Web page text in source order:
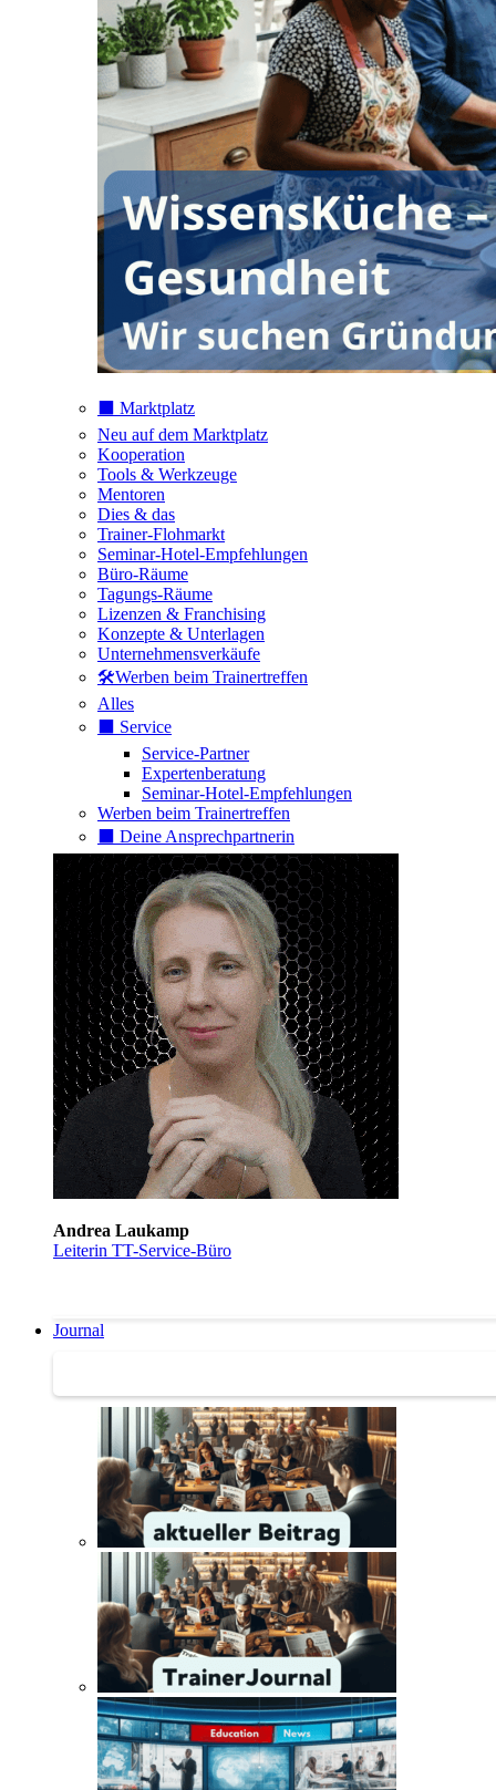
⬛️ Marktplatz
Neu auf dem Marktplatz
Kooperation
Tools & Werkzeuge
Mentoren
Dies & das
Trainer-Flohmarkt
Seminar-Hotel-Empfehlungen
Büro-Räume
Tagungs-Räume
Lizenzen & Franchising
Konzepte & Unterlagen
Unternehmensverkäufe
🛠️Werben beim Trainertreffen
Alles
⬛️ Service
Service-Partner
Expertenberatung
Seminar-Hotel-Empfehlungen
Werben beim Trainertreffen
⬛️ Deine Ansprechpartnerin
Andrea Laukamp
Leiterin TT-Service-Büro
Journal